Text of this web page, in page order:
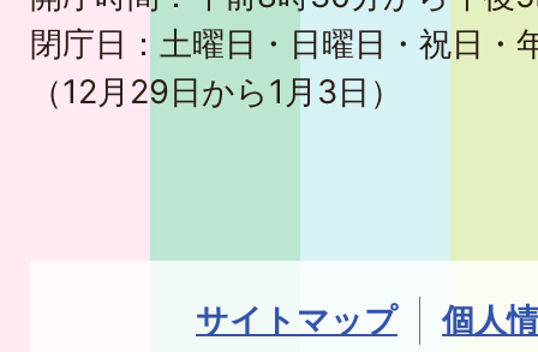
閉庁日：土曜日・日曜日・祝日・
（12月29日から1月3日）
サイトマップ
個人